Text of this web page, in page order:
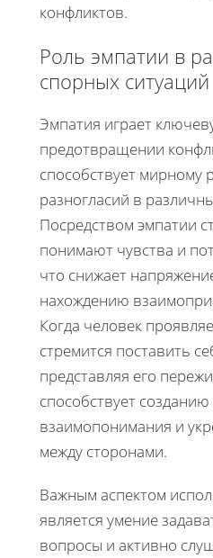
конфликтов.
Роль эмпатии в
спорных ситуаций
Эмпатия играет
предотвращении
способствует
разногласий в
Посредством эмпатии
понимают чувства и
что снижает
нахождению
Когда человек
стремится поставить
представляя его
способствует
взаимопонимания и
между сторонами.
Важным аспектом
является умение
вопросы и активно